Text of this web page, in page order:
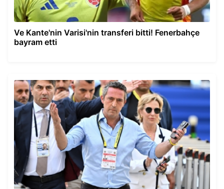
Ve Kante'nin Varisi'nin transferi bitti! Fenerbahçe
bayram etti